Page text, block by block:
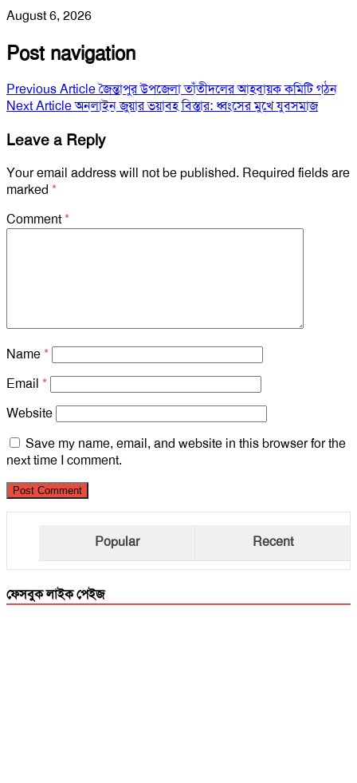
August 6, 2026
Post navigation
Previous Article জৈন্তাপুর উপজেলা তাঁতীদলের আহবায়ক কমিটি গঠন
Next Article অনলাইন জুয়ার ভয়াবহ বিস্তার: ধ্বংসের মুখে যুবসমাজ
Leave a Reply
Your email address will not be published. Required fields are
marked *
Comment *
Name *
Email *
Website
Save my name, email, and website in this browser for the
next time I comment.
Popular Recent
ফেসবুক লাইক পেইজ